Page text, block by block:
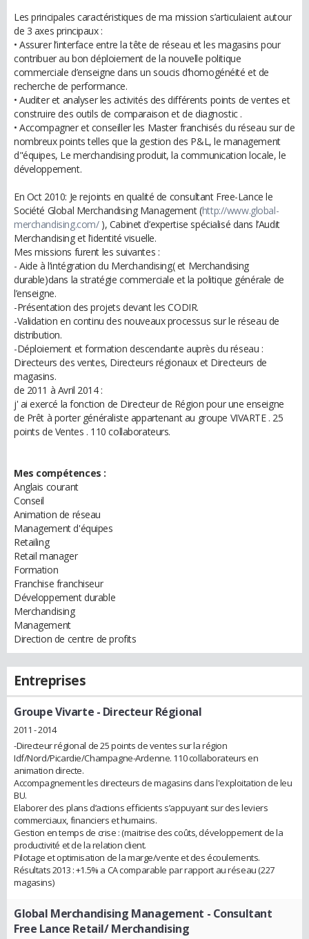
Les principales caractéristiques de ma mission s’articulaient autour
de 3 axes principaux :
• Assurer l’interface entre la tête de réseau et les magasins pour
contribuer au bon déploiement de la nouvelle politique
commerciale d’enseigne dans un soucis d’homogénéité et de
recherche de performance.
• Auditer et analyser les activités des différents points de ventes et
construire des outils de comparaison et de diagnostic .
• Accompagner et conseiller les Master franchisés du réseau sur de
nombreux points telles que la gestion des P&L, le management
d"équipes, Le merchandising produit, la communication locale, le
développement.
En Oct 2010: Je rejoints en qualité de consultant Free-Lance le
Société Global Merchandising Management (http://www.global-
merchandising.com/), Cabinet d’expertise spécialisé dans l’Audit
Merchandising et l’identité visuelle.
Mes missions furent les suivantes :
- Aide à l’intégration du Merchandising( et Merchandising
durable)dans la stratégie commerciale et la politique générale de
l’enseigne.
-Présentation des projets devant les CODIR.
-Validation en continu des nouveaux processus sur le réseau de
distribution.
-Déploiement et formation descendante auprès du réseau :
Directeurs des ventes, Directeurs régionaux et Directeurs de
magasins.
de 2011 à Avril 2014 :
j' ai exercé la fonction de Directeur de Région pour une enseigne
de Prêt à porter généraliste appartenant au groupe VIVARTE . 25
points de Ventes . 110 collaborateurs.
Mes compétences :
Anglais courant
Conseil
Animation de réseau
Management d'équipes
Retailing
Retail manager
Formation
Franchise franchiseur
Développement durable
Merchandising
Management
Direction de centre de profits
Entreprises
Groupe Vivarte - Directeur Régional
2011 - 2014
-Directeur régional de 25 points de ventes sur la région
Idf/Nord/Picardie/Champagne-Ardenne. 110 collaborateurs en
animation directe.
Accompagnement les directeurs de magasins dans l'exploitation de leu
BU.
Elaborer des plans d’actions efficients s’appuyant sur des leviers
commerciaux, financiers et humains.
Gestion en temps de crise : (maitrise des coûts, développement de la
productivité et de la relation client.
Pilotage et optimisation de la marge/vente et des écoulements.
Résultats 2013 : +1.5% a CA comparable par rapport au réseau (227
magasins)
Global Merchandising Management - Consultant
Free Lance Retail/ Merchandising